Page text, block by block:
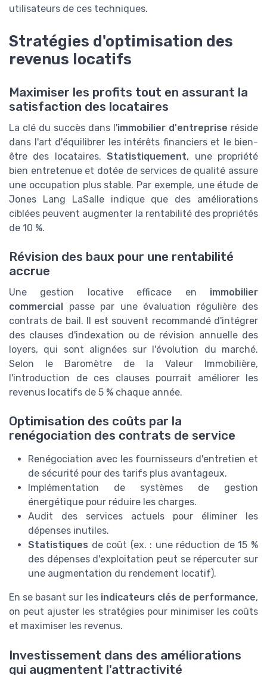
utilisateurs de ces techniques.
Stratégies d'optimisation des
revenus locatifs
Maximiser les profits tout en assurant la
satisfaction des locataires
La clé du succès dans l'immobilier d'entreprise réside
dans l'art d'équilibrer les intérêts financiers et le bien-
être des locataires.Statistiquement, une propriété
bien entretenue et dotée de services de qualité assure
une occupation plus stable. Par exemple, une étude de
Jones Lang LaSalle indique que des améliorations
ciblées peuvent augmenter la rentabilité des propriétés
de 10 %.
Révision des baux pour une rentabilité
accrue
Une gestion locative efficace en immobilier
commercial passe par une évaluation régulière des
contrats de bail. Il est souvent recommandé d'intégrer
des clauses d'indexation ou de révision annuelle des
loyers, qui sont alignées sur l'évolution du marché.
Selon le Baromètre de la Valeur Immobilière,
l'introduction de ces clauses pourrait améliorer les
revenus locatifs de 5 % chaque année.
Optimisation des coûts par la
renégociation des contrats de service
Renégociation avec les fournisseurs d'entretien et
de sécurité pour des tarifs plus avantageux.
Implémentation de systèmes de gestion
énergétique pour réduire les charges.
Audit des services actuels pour éliminer les
dépenses inutiles.
Statistiques de coût (ex. : une réduction de 15 %
des dépenses d'exploitation peut se répercuter sur
une augmentation du rendement locatif).
En se basant sur les indicateurs clés de performance,
on peut ajuster les stratégies pour minimiser les coûts
et maximiser les revenus.
Investissement dans des améliorations
qui augmentent l'attractivité